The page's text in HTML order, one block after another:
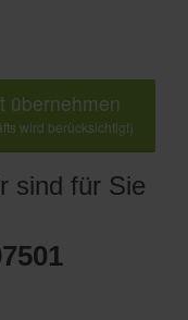
übernehmen
wird berücksichtigt)
sind für Sie